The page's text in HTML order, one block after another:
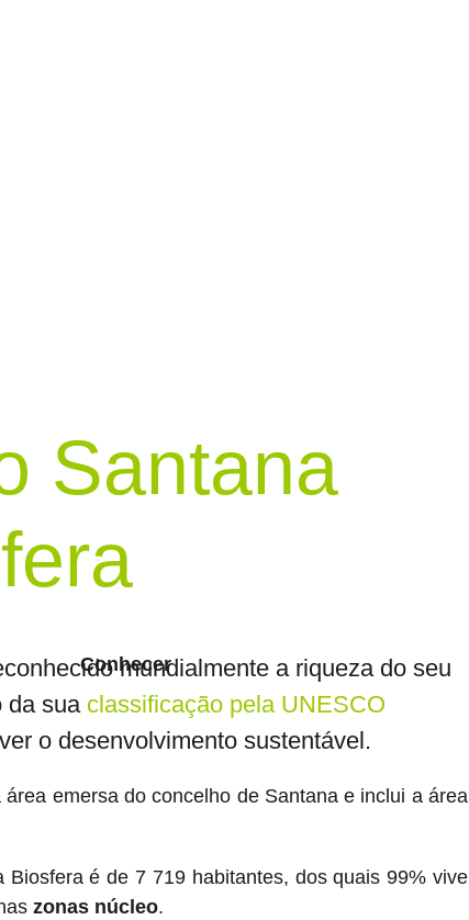
Conhecer
Santana
mundialmente a riqueza do seu
da sua classificação pela UNESCO
o desenvolvimento sustentável.
emersa do concelho de Santana e inclui a área
é de 7 719 habitantes, dos quais 99% vive
zonas núcleo.